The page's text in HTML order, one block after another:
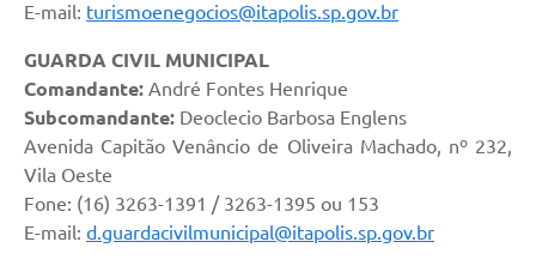
E-mail: turismoenegocios@itapolis.sp.gov.br
GUARDA CIVIL MUNICIPAL
Comandante: André Fontes Henrique
Subcomandante: Deoclecio Barbosa Englens
Avenida Capitão Venâncio de Oliveira Machado, nº 232,
Vila Oeste
Fone: (16) 3263-1391 / 3263-1395 ou 153
E-mail: d.guardacivilmunicipal@itapolis.sp.gov.br